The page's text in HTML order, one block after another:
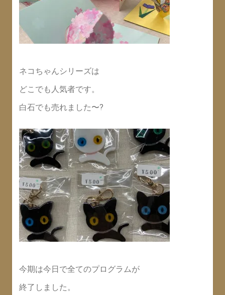
ネコちゃんシリーズは
どこでも人気者です。
白石でも売れました〜?
今期は今日で全てのプログラムが
終了しました。